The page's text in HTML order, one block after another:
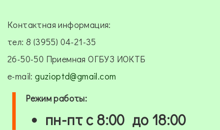
Контактная информация:
тел: 8 (3955) 04-21-35
26-50-50 Приемная ОГБУЗ ИОКТБ
e-mail:guzioptd@gmail.com
Режим работы:
пн-пт с 8:00 до 18:00